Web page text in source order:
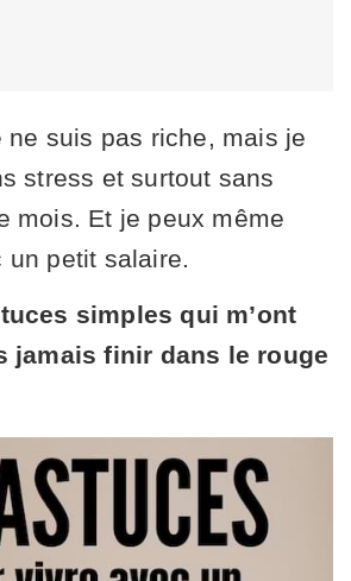
ne suis pas riche, mais je
stress et surtout sans
mois. Et je peux même
petit salaire.
simples qui m’ont
jamais finir dans le rouge